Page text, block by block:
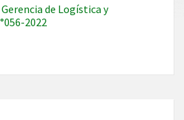
de Logística y
2022